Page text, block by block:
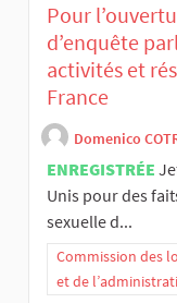
Pour
d’enquête
activités et
France
Domenico
ENREGISTRÉE
Unis pour des
sexuelle d...
Commission des
et de